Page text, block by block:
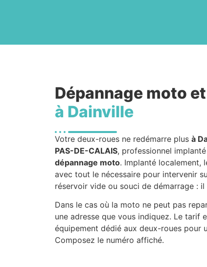
Dépannage moto et
à Dainville
Votre deux-roues ne redémarre plus à
PAS-DE-CALAIS, professionnel
dépannage moto. Implanté localement,
avec tout le nécessaire pour intervenir
réservoir vide ou souci de démarrage :
Dans le cas où la moto ne peut pas
une adresse que vous indiquez. Le tarif
équipement dédié aux deux-roues pour
Composez le numéro affiché.